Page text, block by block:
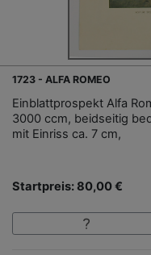
1723 - ALFA ROMEO
Einblattprospekt Alfa
3000 ccm, beidseitig
mit Einriss ca. 7 cm,
Startpreis: 80,00 €